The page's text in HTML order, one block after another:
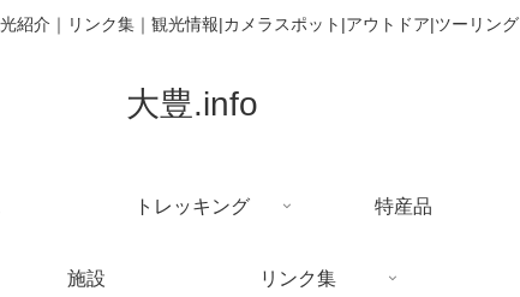
紹介｜リンク集｜観光情報|カメラスポット|アウトドア|ツーリング
大豊.info
トレッキング 特産品
施設 リンク集